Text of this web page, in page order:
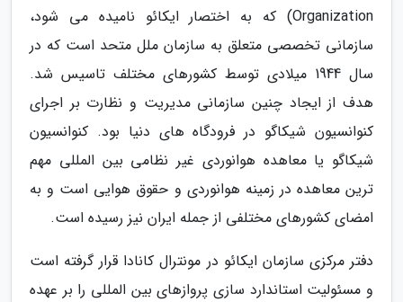
Organization) که به اختصار ایکائو نامیده می شود،
سازمانی تخصصی متعلق به سازمان ملل متحد است که در
سال 1944 میلادی توسط کشورهای مختلف تاسیس شد.
هدف از ایجاد چنین سازمانی مدیریت و نظارت بر اجرای
کنوانسیون شیکاگو در فرودگاه های دنیا بود. کنوانسیون
شیکاگو یا معاهده هوانوردی غیر نظامی بین المللی مهم
ترین معاهده در زمینه هوانوردی و حقوق هوایی است و به
امضای کشورهای مختلفی از جمله ایران نیز رسیده است.
دفتر مرکزی سازمان ایکائو در مونترال کانادا قرار گرفته است
و مسئولیت استاندارد سازی پروازهای بین المللی را بر عهده